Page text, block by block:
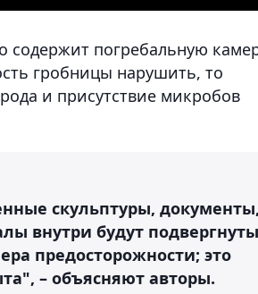
содержит погребальную
гробницы нарушить, то
и присутствие микробов
скульптуры,
внутри будут подвергнуты
предосторожности; это
– объясняют авторы.